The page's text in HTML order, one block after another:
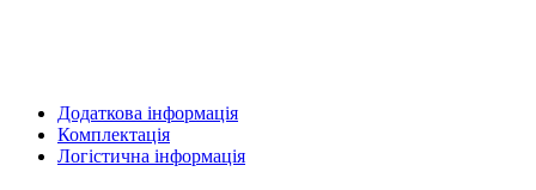
Додаткова інформація
Комплектація
Логістична інформація